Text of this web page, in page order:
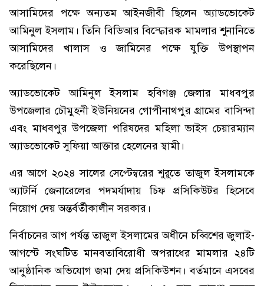
আসামিদের পক্ষে অন্যতম আইনজীবী ছিলেন অ্যাডভোকেট
আমিনুল ইসলাম। তিনি বিডিআর বিস্ফোরক মামলার শুনানিতে
আসামিদের খালাস ও জামিনের পক্ষে যুক্তি উপস্থাপন
করেছিলেন।
অ্যাডভোকেট আমিনুল ইসলাম হবিগঞ্জ জেলার মাধবপুর
উপজেলার চৌমুহনী ইউনিয়নের গোপীনাথপুর গ্রামের বাসিন্দা
এবং মাধবপুর উপজেলা পরিষদের মহিলা ভাইস চেয়ারম্যান
অ্যাডভোকেট সুফিয়া আক্তার হেলেনের স্বামী।
এর আগে ২০২৪ সালের সেপ্টেম্বরের শুরুতে তাজুল ইসলামকে
অ্যাটর্নি জেনারেলের পদমর্যাদায় চিফ প্রসিকিউটর হিসেবে
নিয়োগ দেয় অন্তর্বর্তীকালীন সরকার।
নির্বাচনের আগ পর্যন্ত তাজুল ইসলামের অধীনে চব্বিশের জুলাই-
আগস্টে সংঘটিত মানবতাবিরোধী অপরাধের মামলার ২৪টি
আনুষ্ঠানিক অভিযোগ জমা দেয় প্রসিকিউশন। বর্তমানে এসবের